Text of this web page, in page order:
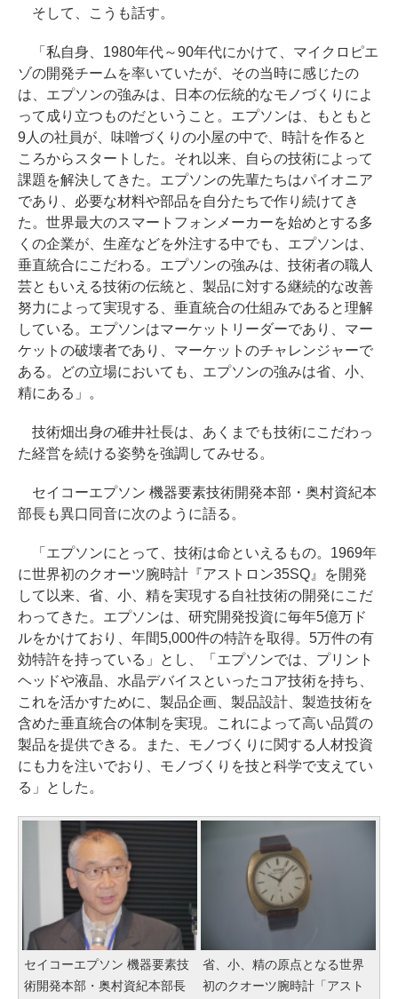
そして、こうも話す。
「私自身、1980年代～90年代にかけて、マイクロピエ
ゾの開発チームを率いていたが、その当時に感じたの
は、エプソンの強みは、日本の伝統的なモノづくりによ
って成り立つものだということ。エプソンは、もともと
9人の社員が、味噌づくりの小屋の中で、時計を作ると
ころからスタートした。それ以来、自らの技術によって
課題を解決してきた。エプソンの先輩たちはパイオニア
であり、必要な材料や部品を自分たちで作り続けてき
た。世界最大のスマートフォンメーカーを始めとする多
くの企業が、生産などを外注する中でも、エプソンは、
垂直統合にこだわる。エプソンの強みは、技術者の職人
芸ともいえる技術の伝統と、製品に対する継続的な改善
努力によって実現する、垂直統合の仕組みであると理解
している。エプソンはマーケットリーダーであり、マー
ケットの破壊者であり、マーケットのチャレンジャーで
ある。どの立場においても、エプソンの強みは省、小、
精にある」。
技術畑出身の碓井社長は、あくまでも技術にこだわっ
た経営を続ける姿勢を強調してみせる。
セイコーエプソン 機器要素技術開発本部・奥村資紀本
部長も異口同音に次のように語る。
「エプソンにとって、技術は命といえるもの。1969年
に世界初のクオーツ腕時計『アストロン35SQ』を開発
して以来、省、小、精を実現する自社技術の開発にこだ
わってきた。エプソンは、研究開発投資に毎年5億万ド
ルをかけており、年間5,000件の特許を取得。5万件の有
効特許を持っている」とし、「エプソンでは、プリント
ヘッドや液晶、水晶デバイスといったコア技術を持ち、
これを活かすために、製品企画、製品設計、製造技術を
含めた垂直統合の体制を実現。これによって高い品質の
製品を提供できる。また、モノづくりに関する人材投資
にも力を注いでおり、モノづくりを技と科学で支えてい
る」とした。
セイコーエプソン 機器要素技
術開発本部・奥村資紀本部長
省、小、精の原点となる世界
初のクオーツ腕時計「アスト